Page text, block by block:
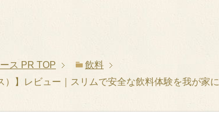
ス PR TOP
飲料
】レビュー｜スリムで安全な飲料体験を我が家に